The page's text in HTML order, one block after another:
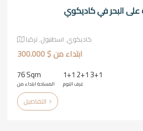
البحر في كاديكوي
كاديكوي٬ اسطنبول٬ تركيا
ابتداء من $ 300.000
76 Sqm
المساحة ابتداء من
1+1 2+1 3+1
غرف النوم